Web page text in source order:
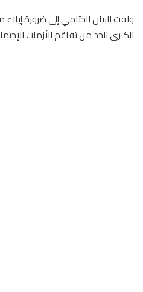
ولفت البيان الختامي إلى ضرورة
الكبرى للحد من تفاقم الأزمات